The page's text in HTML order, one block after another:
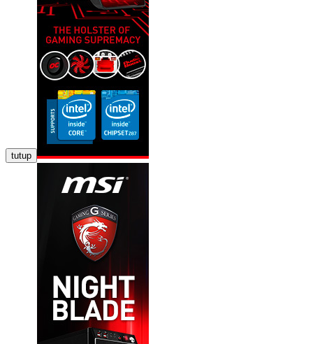
tutup